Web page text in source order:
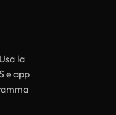
la
e app